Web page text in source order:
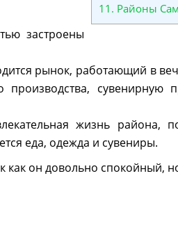
11. Районы
застроены
рынок, работающий в
сувенирную
жизнь района,
еда, одежда и сувениры.
как он довольно спокойный,